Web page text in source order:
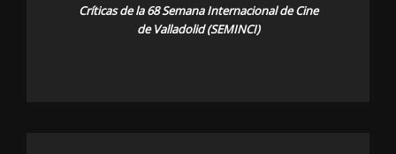
Críticas de la 68 Semana Internacional de Cine
de Valladolid (SEMINCI)